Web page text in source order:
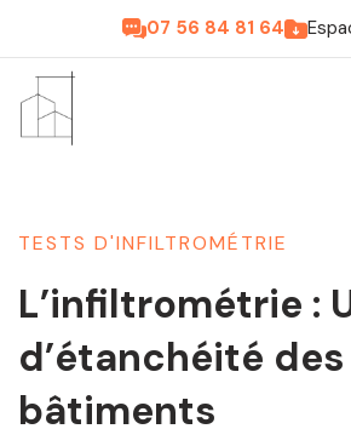
07 56 84 81 64
TESTS D'INFILTROMÉTRIE
L’infiltrométrie :
d’étanchéité des
bâtiments